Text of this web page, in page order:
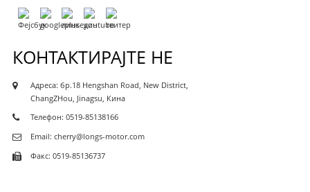
КОНТАКТИРАЈТЕ НЕ
Адреса: бр.18 Hengshan Road, New District,
ChangZHou, Jinagsu, Кина
Телефон: 0519-85138166
Email: cherry@longs-motor.com
Факс: 0519-85136737